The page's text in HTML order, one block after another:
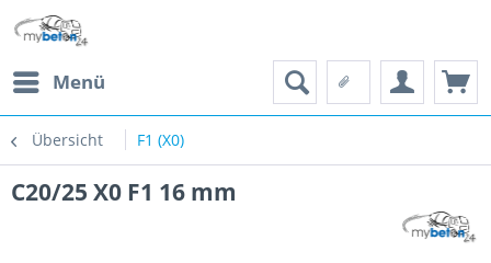
Menü
Übersicht F1 (X0)
C20/25 X0 F1 16 mm